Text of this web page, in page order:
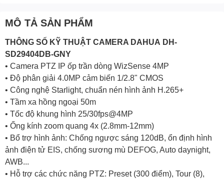
MÔ TẢ SẢN PHẨM
THÔNG SỐ KỸ THUẬT CAMERA DAHUA DH-
SD29404DB-GNY
• Camera PTZ IP ốp trần dòng WizSense 4MP
• Độ phân giải 4.0MP cảm biến 1/2.8" CMOS
• Công nghệ Starlight, chuẩn nén hình ảnh H.265+
• Tầm xa hồng ngoại 50m
• Tốc độ khung hình 25/30fps@4MP
• Ống kính zoom quang 4x (2.8mm-12mm)
• Bổ trợ hình ảnh: Chống ngược sáng 120dB, ổn định hình
ảnh điện tử EIS, chống sương mù DEFOG, Auto daynight,
AWB...
• Hỗ trợ các chức năng PTZ: Preset (300 điểm), Tour (8),